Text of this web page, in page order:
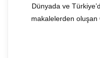
Dünyada ve
makalelerden oluşan